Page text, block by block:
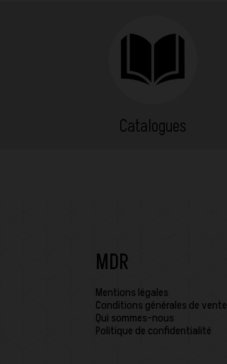
Catalogues
MDR
Mentions légales
Conditions générales de vente
Qui sommes-nous
Politique de confidentialité